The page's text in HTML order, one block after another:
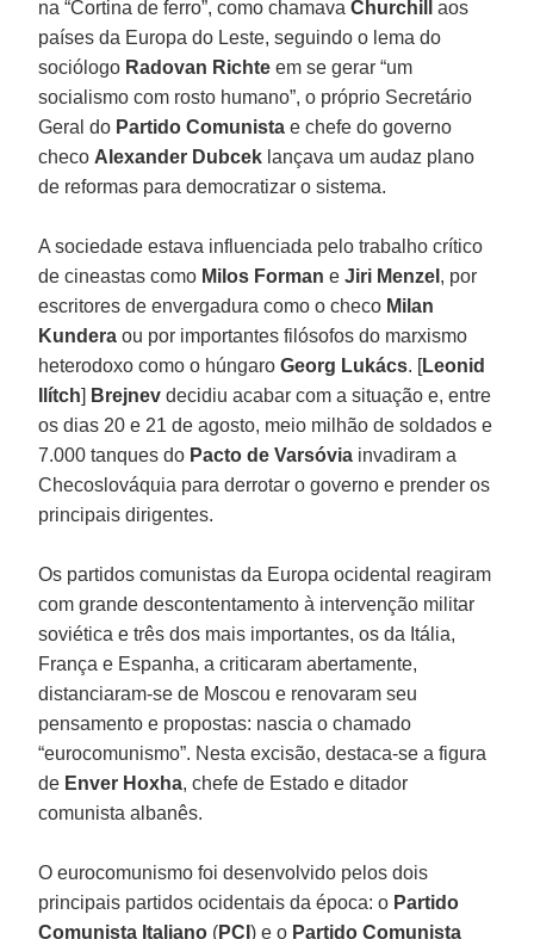
na “Cortina de ferro”, como chamavaChurchill
aos
países da Europa do Leste, seguindo o lema do
sociólogo Radovan Richte em se gerar “um
socialismo com rosto humano”, o próprio Secretário
Geral do Partido Comunista e chefe do governo
checo Alexander Dubcek lançava um audaz plano
de reformas para democratizar o sistema.
A sociedade estava influenciada pelo trabalho crítico
de cineastas como Milos Forman eJiri Menzel , por
escritores de envergadura como o checo Milan
Kundera ou por importantes filósofos do marxismo
heterodoxo como o húngaroGeorg Lukács. [Leonid
Ilítch] Brejnev decidiu acabar com a situação e, entre
os dias 20 e 21 de agosto, meio milhão de soldados e
7.000 tanques do Pacto de Varsóvia invadiram a
Checoslováquia para derrotar o governo e prender os
principais dirigentes.
Os partidos comunistas da Europa ocidental reagiram
com grande descontentamento à intervenção militar
soviética e três dos mais importantes, os da Itália,
França e Espanha, a criticaram abertamente,
distanciaram-se de Moscou e renovaram seu
pensamento e propostas: nascia o chamado
“eurocomunismo”. Nesta excisão, destaca-se a figura
de Enver Hoxha, chefe de Estado e ditador
comunista albanês.
O eurocomunismo foi desenvolvido pelos dois
principais partidos ocidentais da época: o Partido
Comunista Italiano (PCI) e o Partido Comunista